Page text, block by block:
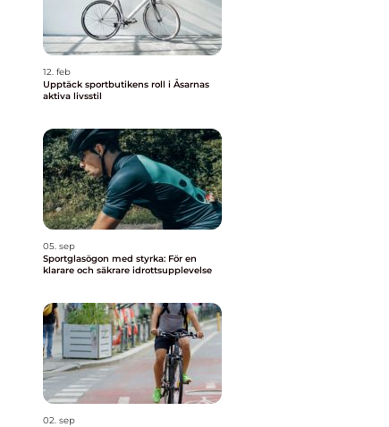
12. feb
Upptäck sportbutikens roll i Åsarnas
aktiva livsstil
05. sep
Sportglasögon med styrka: För en
klarare och säkrare idrottsupplevelse
02. sep